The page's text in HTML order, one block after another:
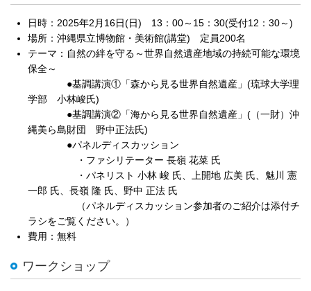
日時：2025年2月16日(日) 13：00～15：30(受付12：30～)
場所：沖縄県立博物館・美術館(講堂) 定員200名
テーマ：自然の絆を守る～世界自然遺産地域の持続可能な環境
保全～
●基調講演①「森から見る世界自然遺産」(琉球大学理
学部 小林峻氏)
●基調講演②「海から見る世界自然遺産」(（一財）沖
縄美ら島財団 野中正法氏)
●パネルディスカッション
・ファシリテーター 長嶺 花菜 氏
・パネリスト 小林 峻 氏、上開地 広美 氏、魅川 憲
一郎 氏、長嶺 隆 氏、野中 正法 氏
（パネルディスカッション参加者のご紹介は添付チ
ラシをご覧ください。）
費用：無料
ワークショップ